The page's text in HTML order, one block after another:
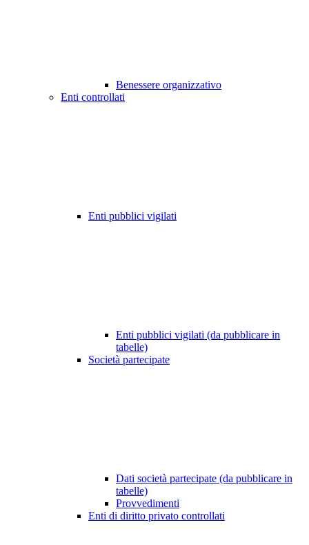
Benessere organizzativo
Enti controllati
Enti pubblici vigilati
Enti pubblici vigilati (da pubblicare in
tabelle)
Società partecipate
Dati società partecipate (da pubblicare in
tabelle)
Provvedimenti
Enti di diritto privato controllati